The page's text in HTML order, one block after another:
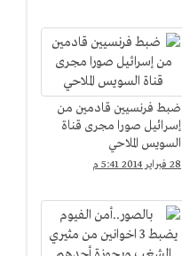
ضبط فرنسيين قادمين من
إسرائيل صورا مجرى قناة
السويس الملاحي
28 فبراير 2014 5:41 م